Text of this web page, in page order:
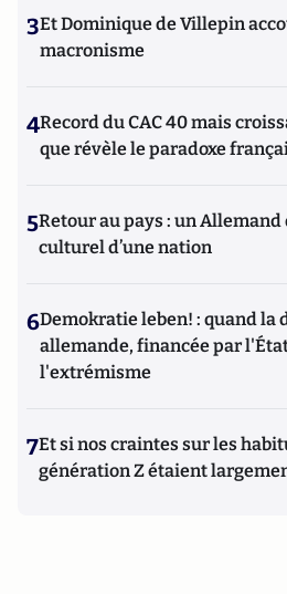
3Et Dominique de Villepin
macronisme
4Record du CAC 40 mais
que révèle le paradoxe
5Retour au pays : un
culturel d’une nation
6Demokratie leben! : quand la
allemande, financée par
l'extrémisme
7Et si nos craintes sur les
génération Z étaient